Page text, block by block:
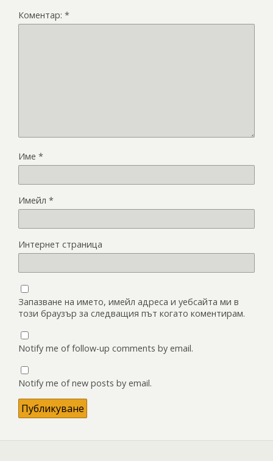
Коментар: *
Име *
Имейл *
Интернет страница
Запазване на името, имейл адреса и уебсайта ми в
този браузър за следващия път когато коментирам.
Notify me of follow-up comments by email.
Notify me of new posts by email.